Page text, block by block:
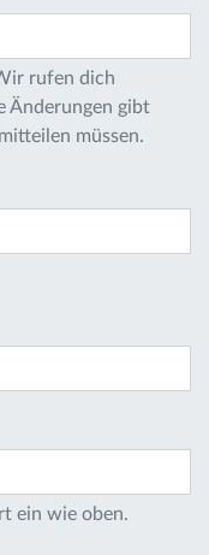
rufen dich
Änderungen gibt
müssen.
ein wie oben.